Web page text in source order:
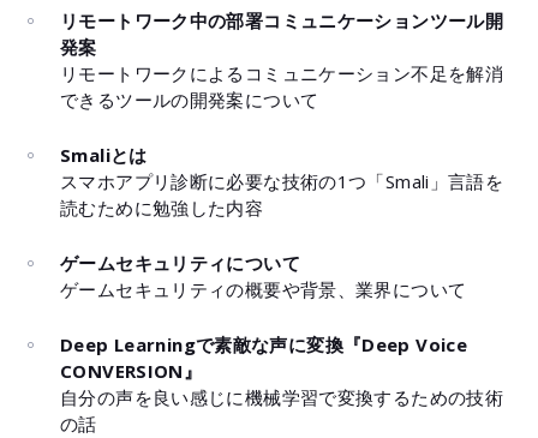
リモートワーク中の部署コミュニケーションツール開
発案
リモートワークによるコミュニケーション不足を解消
できるツールの開発案について
Smaliとは
スマホアプリ診断に必要な技術の1つ「Smali」言語を
読むために勉強した内容
ゲームセキュリティについて
ゲームセキュリティの概要や背景、業界について
Deep Learningで素敵な声に変換『Deep Voice
CONVERSION』
自分の声を良い感じに機械学習で変換するための技術
の話